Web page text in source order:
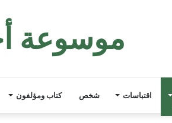
موسوعة
اقتباسات شخص كتاب ومؤلفون